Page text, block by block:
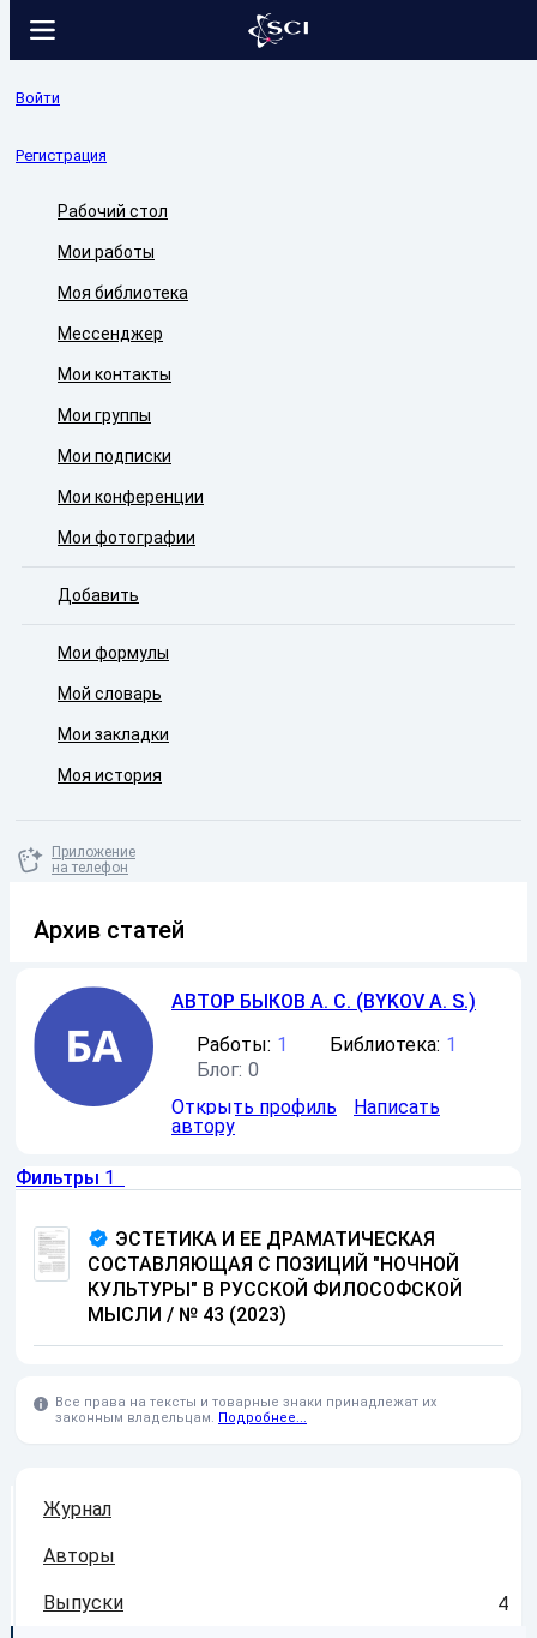
Войти
Регистрация
Рабочий стол
Мои работы
Моя библиотека
Мессенджер
Мои контакты
Мои группы
Мои подписки
Мои конференции
Мои фотографии
Добавить
Мои формулы
Мой словарь
Мои закладки
Моя история
Приложение
на телефон
Архив статей
АВТОР БЫКОВ А. С. (BYKOV A. S.)
Работы: 1 Библиотека: 1
Блог: 0
Открыть профиль
Написать
автору
Фильтры 1
ЭСТЕТИКА И ЕЕ ДРАМАТИЧЕСКАЯ
СОСТАВЛЯЮЩАЯ С ПОЗИЦИЙ "НОЧНОЙ
КУЛЬТУРЫ" В РУССКОЙ ФИЛОСОФСКОЙ
МЫСЛИ / № 43 (2023)
Все права на тексты и товарные знаки принадлежат их
законным владельцам. Подробнее...
Журнал
Авторы
Выпуски 4